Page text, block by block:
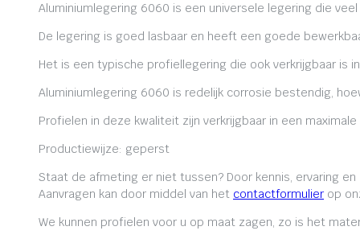
Aluminiumlegering 6060 is een universele legering die
De legering is goed lasbaar en heeft een goede
Het is een typische profiellegering die ook verkrijgbaar is
Aluminiumlegering 6060 is redelijk corrosie bestendig,
Profielen in deze kwaliteit zijn verkrijgbaar in een
Productiewijze: geperst
Staat de afmeting er niet tussen? Door kennis, ervaring
Aanvragen kan door middel van het contactformulier op
We kunnen profielen voor u op maat zagen, zo is het